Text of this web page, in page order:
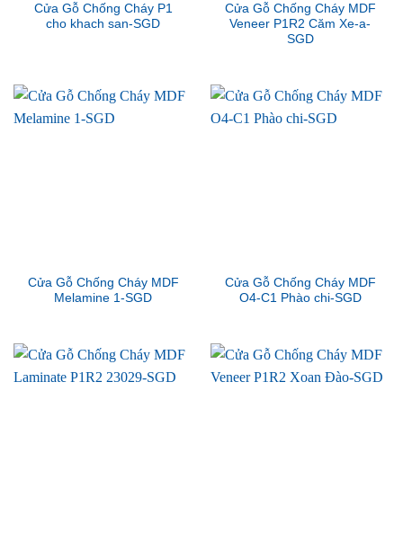
Cửa Gỗ Chống Cháy P1
cho khach san-SGD
Cửa Gỗ Chống Cháy MDF
Veneer P1R2 Căm Xe-a-
SGD
Cửa Gỗ Chống Cháy MDF
Melamine 1-SGD
Cửa Gỗ Chống Cháy MDF
O4-C1 Phào chi-SGD